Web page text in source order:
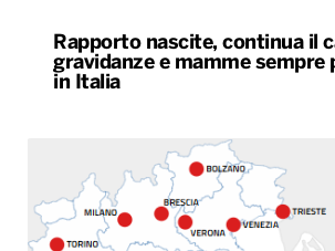
Rapporto nascite, continua il
gravidanze e mamme sempre
in Italia